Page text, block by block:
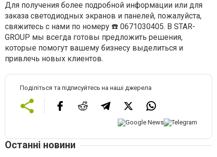
Для получения более подробной информации или для
заказа светодиодных экранов и панелей, пожалуйста,
свяжитесь с нами по номеру ☎️ 0671030405. В STAR-
GROUP мы всегда готовы предложить решения,
которые помогут вашему бизнесу выделиться и
привлечь новых клиентов.
Поділіться та підписуйтесь на наші джерела
Останні новини